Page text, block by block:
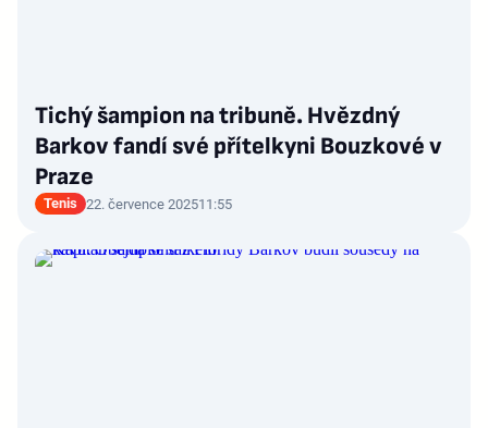
Tichý šampion na tribuně. Hvězdný
Barkov fandí své přítelkyni Bouzkové v
Praze
Tenis 22. července 202511:55